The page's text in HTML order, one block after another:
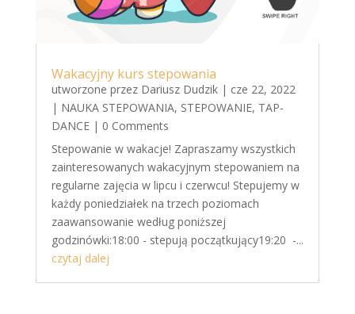
Wakacyjny kurs stepowania
utworzone przez Dariusz Dudzik| cze 22, 2022
| NAUKA STEPOWANIA, STEPOWANIE, TAP-
DANCE| 0 Comments
Stepowanie w wakacje! Zapraszamy wszystkich
zainteresowanych wakacyjnym stepowaniem na
regularne zajęcia w lipcu i czerwcu! Stepujemy w
każdy poniedziałek na trzech poziomach
zaawansowanie według poniższej
godzinówki:18:00 - stepują początkujący19:20 -...
czytaj dalej